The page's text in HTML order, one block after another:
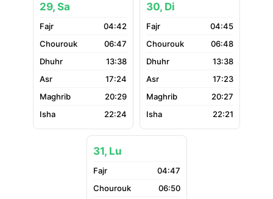
29, Sa
04:42
06:47
13:38
17:24
20:29
22:24
30, Di
04:45
06:48
13:38
17:23
20:27
22:21
31, Lu
04:47
06:50